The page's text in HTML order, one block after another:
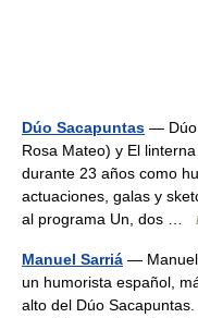
Dúo Sacapuntas — Dúo
Rosa Mateo) y El
durante 23 años como
actuaciones, galas y
al programa Un, dos …
Manuel Sarriá — Manuel
un humorista español,
alto del Dúo